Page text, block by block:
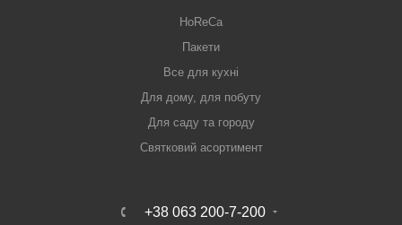
HoReCa
Пакети
Все для кухні
Для дому, для побуту
Для саду та городу
Святковий асортимент
+38 063 200-7-200